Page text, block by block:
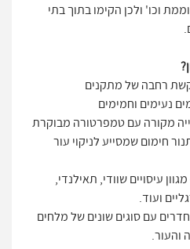
וכו' ולכן הקימו בתוך בתי
רחבה של מתקנים
נעימים וחמימים
מקורה עם טמפרטורה מבוקרת
חימום שמסייע לניקוי עור
עיסויים שוודי, תאילנדי,
ועוד.
עם סוגים שונים של מלחים
והעור.